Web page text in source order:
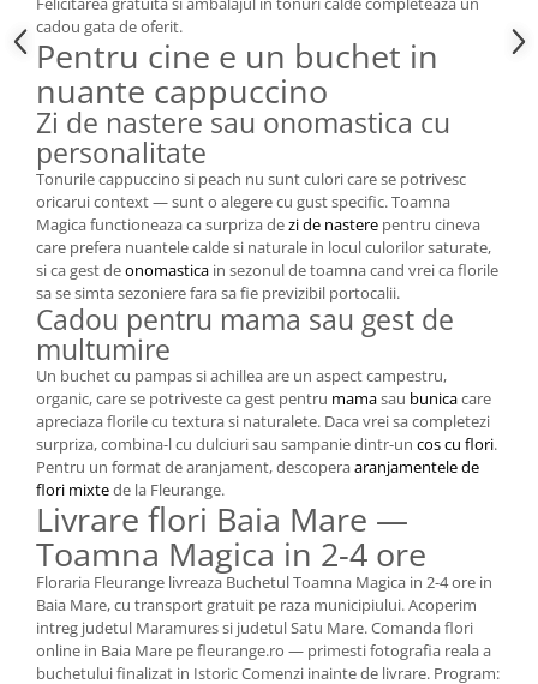
cadou gata de oferit.
Pentru cine e un buchet in
nuante cappuccino
Zi de nastere sau onomastica cu
personalitate
Tonurile cappuccino si peach nu sunt culori care se potrivesc
oricarui context — sunt o alegere cu gust specific. Toamna
Magica functioneaza ca surpriza dezi de nastere pentru cineva
care prefera nuantele calde si naturale in locul culorilor saturate,
si ca gest deonomastica in sezonul de toamna cand vrei ca florile
sa se simta sezoniere fara sa fie previzibil portocalii.
Cadou pentru mama sau gest de
multumire
Un buchet cu pampas si achillea are un aspect campestru,
organic, care se potriveste ca gest pentru mamasau bunicacare
apreciaza florile cu textura si naturalete. Daca vrei sa completezi
surpriza, combina-l cu dulciuri sau sampanie dintr-un cos cu flori.
Pentru un format de aranjament, descoperaaranjamentele de
flori mixtede la Fleurange.
Livrare flori Baia Mare —
Toamna Magica in 2-4 ore
Floraria Fleurange livreaza Buchetul Toamna Magica in 2-4 ore in
Baia Mare, cu transport gratuit pe raza municipiului. Acoperim
intreg judetul Maramures si judetul Satu Mare. Comanda flori
online in Baia Mare pe fleurange.ro — primesti fotografia reala a
buchetului finalizat in Istoric Comenzi inainte de livrare. Program: